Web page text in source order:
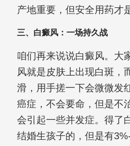
产地重要，但安全用药才
三、白癜风：一场持久战
咱们再来说说白癜风。大
风就是皮肤上出现白斑，
滑，用手搓一下会微微发
癌症，不会要命，但是不
会引起一些并发症。得了
结婚生孩子的，但是有